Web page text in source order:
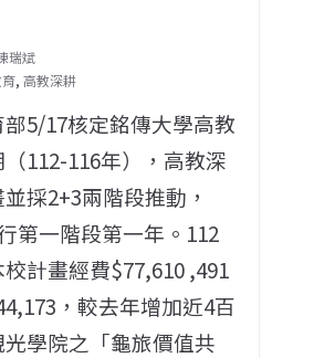
瑞斌
, 高教深耕
部5/17核定銘傳大學高教
112-116年），高教深
採2+3兩階段推動，
第一階段第一年。112
計畫經費$77,610 ,491
，較去年增加近4百
學院之「龜旅價值共